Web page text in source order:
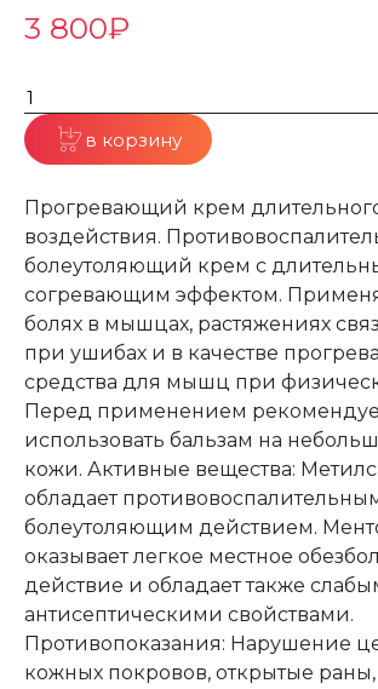
3 800₽
в корзину
Прогревающий крем
воздействия.
болеутоляющий крем с
согревающим эффектом.
болях в мышцах, растяжениях
при ушибах и в качестве
средства для мышц при
Перед применением
использовать бальзам на
кожи. Активные вещества:
обладает
болеутоляющим действием.
оказывает легкое местное
действие и обладает также
антисептическими свойствами.
Противопоказания: Нарушение
кожных покровов, открытые раны,